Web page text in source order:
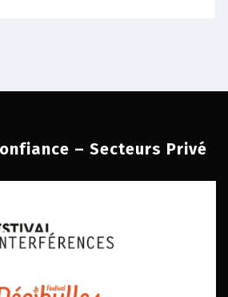
– Secteurs Privé